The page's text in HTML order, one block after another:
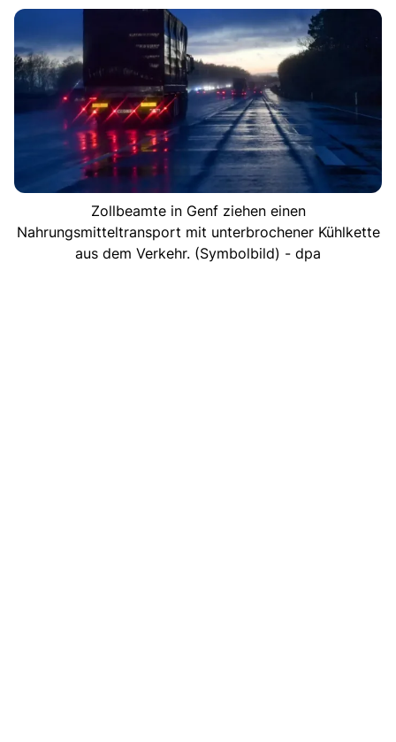
Zollbeamte in Genf ziehen einen
Nahrungsmitteltransport mit unterbrochener Kühlkette
aus dem Verkehr. (Symbolbild) - dpa